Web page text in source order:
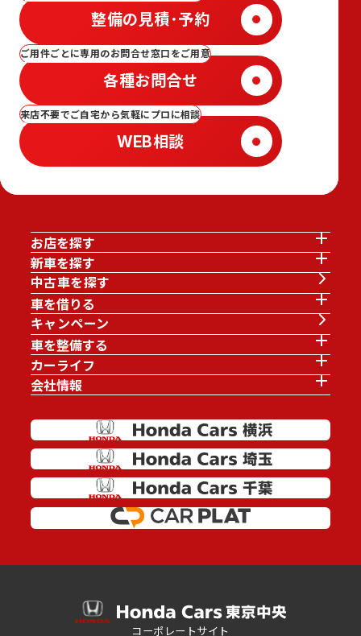
整備の見積･予約
ご用件ごとに専用のお問合せ窓口をご用意
各種お問合せ
来店不要でご自宅から気軽にプロに相談
WEB相談
お店を探す
新車を探す
中古車を探す
車を借りる
キャンペーン
車を整備する
カーライフ
会社情報
コーポレートサイト